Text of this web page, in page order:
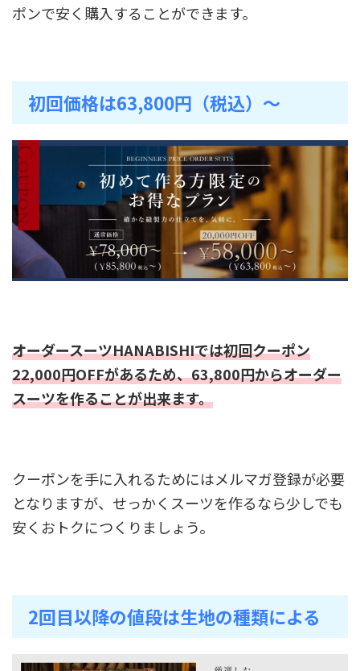
ポンで安く購入することができます。
初回価格は63,800円（税込）～
オーダースーツHANABISHIでは初回クーポン
22,000円OFFがあるため、63,800円からオーダー
スーツを作ることが出来ます。
クーポンを手に入れるためにはメルマガ登録が必要
となりますが、せっかくスーツを作るなら少しでも
安くおトクにつくりましょう。
2回目以降の値段は生地の種類による